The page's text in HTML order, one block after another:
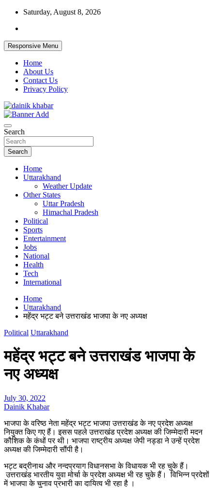
Skip
content
Saturday, August 8, 2026
Responsive Menu
Home
About Us
Contact Us
Privacy Policy
Dainikkhabar.in – Uttarakhand Daily
Hindi News Website
Search
Search
Home
Uttarakhand
Weather Update
Other States
Uttar Pradesh
Himachal Pradesh
Political
Sports
Entertainment
Jobs
National
Health
Tech
International
Home
Uttarakhand
महेंद्र भट्ट बने उत्तराखंड भाजपा के नए अध्यक्ष
Political Uttarakhand
महेंद्र भट्ट बने उत्तराखंड भाजपा के
नए अध्यक्ष
July 30, 2022
Dainik Khabar
भाजपा के वरिष्ठ नेता महेंद्र भट्ट भाजपा उत्तराखंड के नए प्रदेश अध्यक्ष
नियुक्त किए गए हैं। इसस पहले उत्तराखंड प्रदेश अध्यक्ष की जिम्मेदारी मदन
कौशिक के कंधों पर थी। भाजपा राष्ट्रीय अध्यक्ष जेपी नड्डा ने उन्हें प्रदेश
अध्यक्ष की जिम्मेदारी सौंपी है।
भट्ट बद्रीनाथ और नन्दप्रयाग विधानसभा के विधायक भी रह चुके हैं।
उत्तराखंड भारतीय युवा मोर्चा के प्रदेश अध्यक्ष भी रह चुके हैं। विभिन्न प्रदेशों
में भाजपा के चुनाव प्रभारी का दायित्व भी रहा है ‌।